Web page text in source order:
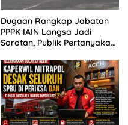
Dugaan Rangkap Jabatan
PPPK IAIN Langsa Jadi
Sorotan, Publik Pertanyakan